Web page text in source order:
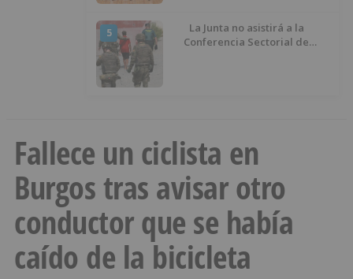
5
La Junta no asistirá a la
Conferencia Sectorial de
Fallece un ciclista en
Burgos tras avisar otro
conductor que se había
caído de la bicicleta